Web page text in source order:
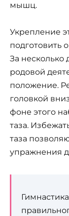
мышц.
Укрепление
подготовить
За несколько
родовой
положение.
головкой
фоне этого
таза.
таза
упражнения